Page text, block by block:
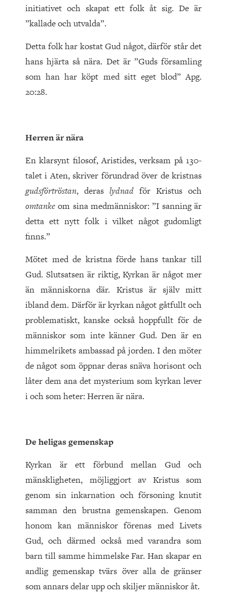
initiativet och skapat ett folk åt sig. De är
”kallade och utvalda”.
Detta folk har kostat Gud något, därför står det
hans hjärta så nära. Det är ”Guds församling
som han har köpt med sitt eget blod” Apg.
20:28.
Herren är nära
En klarsynt filosof, Aristides, verksam på 130-
talet i Aten, skriver förundrad över de kristnas
gudsförtröstan, deras lydnad för Kristus och
omtankeom sina medmänniskor: ”I sanning är
detta ett nytt folk i vilket något gudomligt
finns.”
Mötet med de kristna förde hans tankar till
Gud. Slutsatsen är riktig, Kyrkan är något mer
än människorna där. Kristus är själv mitt
ibland dem. Därför är kyrkan något gåtfullt och
problematiskt, kanske också hoppfullt för de
människor som inte känner Gud. Den är en
himmelrikets ambassad på jorden. I den möter
de något som öppnar deras snäva horisont och
låter dem ana det mysterium som kyrkan lever
i och som heter: Herren är nära.
De heligas gemenskap
Kyrkan är ett förbund mellan Gud och
mänskligheten, möjliggjort av Kristus som
genom sin inkarnation och försoning knutit
samman den brustna gemenskapen. Genom
honom kan människor förenas med Livets
Gud, och därmed också med varandra som
barn till samme himmelske Far. Han skapar en
andlig gemenskap tvärs över alla de gränser
som annars delar upp och skiljer människor åt.